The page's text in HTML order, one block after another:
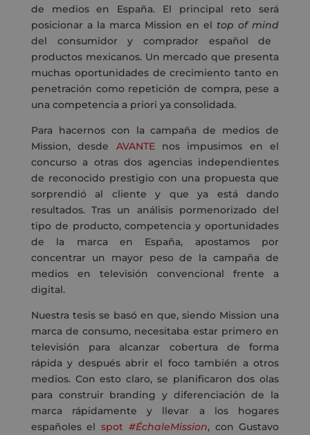
de medios en España. El principal reto será
posicionar a la marca Mission en el top of mind
del consumidor y comprador español de
productos mexicanos. Un mercado que presenta
muchas oportunidades de crecimiento tanto en
penetración como repetición de compra, pese a
una competencia a priori ya consolidada.
Para hacernos con la campaña de medios de
Mission, desde AVANTEnos impusimos en el
concurso a otras dos agencias independientes
de reconocido prestigio con una propuesta que
sorprendió al cliente y que ya está dando
resultados. Tras un análisis pormenorizado del
tipo de producto, competencia y oportunidades
de la marca en España, apostamos por
concentrar un mayor peso de la campaña de
medios en televisión convencional frente a
digital.
Nuestra tesis se basó en que, siendo Mission una
marca de consumo, necesitaba estar primero en
televisión para alcanzar cobertura de forma
rápida y después abrir el foco también a otros
medios. Con esto claro, se planificaron dos olas
para construir branding y diferenciación de la
marca rápidamente y llevar a los hogares
españoles elspot #ÉchaleMission, con Gustavo